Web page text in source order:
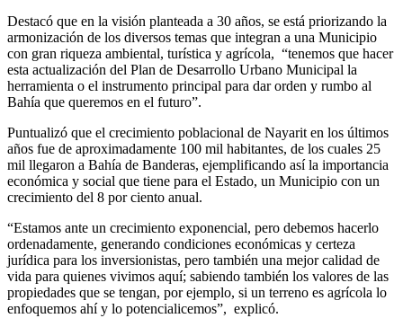
Destacó que en la visión planteada a 30 años, se está priorizando la
armonización de los diversos temas que integran a una Municipio
con gran riqueza ambiental, turística y agrícola, “tenemos que hacer
esta actualización del Plan de Desarrollo Urbano Municipal la
herramienta o el instrumento principal para dar orden y rumbo al
Bahía que queremos en el futuro”.
Puntualizó que el crecimiento poblacional de Nayarit en los últimos
años fue de aproximadamente 100 mil habitantes, de los cuales 25
mil llegaron a Bahía de Banderas, ejemplificando así la importancia
económica y social que tiene para el Estado, un Municipio con un
crecimiento del 8 por ciento anual.
“Estamos ante un crecimiento exponencial, pero debemos hacerlo
ordenadamente, generando condiciones económicas y certeza
jurídica para los inversionistas, pero también una mejor calidad de
vida para quienes vivimos aquí; sabiendo también los valores de las
propiedades que se tengan, por ejemplo, si un terreno es agrícola lo
enfoquemos ahí y lo potencialicemos”, explicó.